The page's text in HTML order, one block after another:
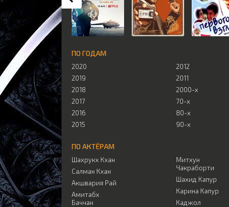
ПО ГОДАМ
2020
2019
2018
2017
2016
2015
2012
2011
2000-х
70-х
80-х
90-х
ПО АКТЁРАМ
Шахрукх Кхан
Салман Кхан
Акшвария Рай
Амитабх
Баччан
Митхун
Чакраборти
Шахид Капур
Карина Капур
Каджол